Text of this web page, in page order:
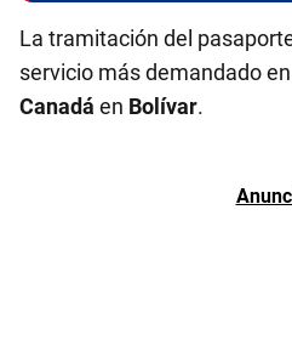
La tramitación del
servicio más demandado
Canadá en Bolívar.